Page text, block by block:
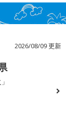
2026/08/09 更新